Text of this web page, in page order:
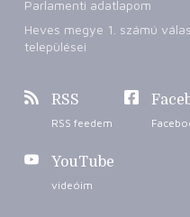
Parlamenti adatlapom
Heves megye 1. számú
települései
RSS
RSS feedem
YouTube
videóim